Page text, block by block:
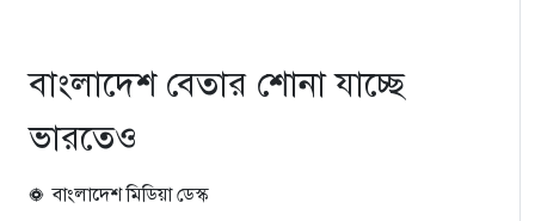
বাংলাদেশ বেতার শোনা যাচ্ছে
ভারতেও
বাংলাদেশ মিডিয়া ডেস্ক